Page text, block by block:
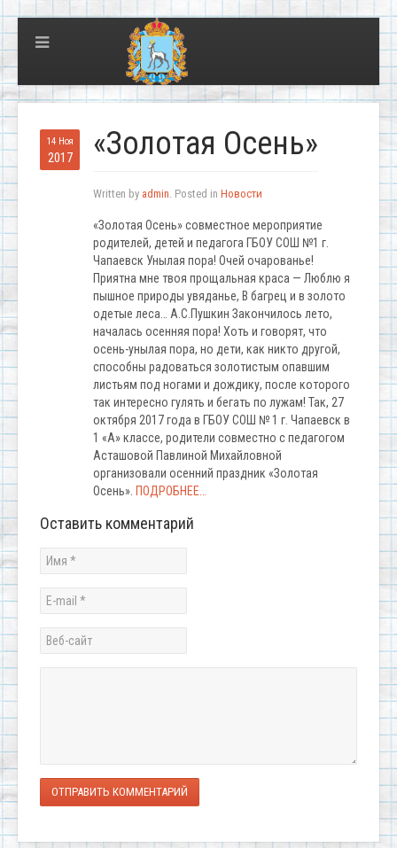
14 Ноя
2017 «Золотая Осень»
Written by admin. Posted in Новости
«Золотая Осень» совместное мероприятие
родителей, детей и педагога ГБОУ СОШ №1 г.
Чапаевск Унылая пора! Очей очарованье!
Приятна мне твоя прощальная краса — Люблю я
пышное природы увяданье, В багрец и в золото
одетые леса… А.С.Пушкин Закончилось лето,
началась осенняя пора! Хоть и говорят, что
осень-унылая пора, но дети, как никто другой,
способны радоваться золотистым опавшим
листьям под ногами и дождику, после которого
так интересно гулять и бегать по лужам! Так, 27
октября 2017 года в ГБОУ СОШ № 1 г. Чапаевск в
1 «А» классе, родители совместно с педагогом
Асташовой Павлиной Михайловной
организовали осенний праздник «Золотая
Осень». ПОДРОБНЕЕ…
Оставить комментарий
ОТПРАВИТЬ КОММЕНТАРИЙ